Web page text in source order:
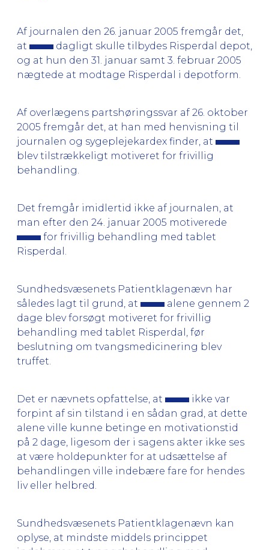
Af journalen den 26. januar 2005 fremgår det,
at
dagligt skulle tilbydes Risperdal depot,
og at hun den 31. januar samt 3. februar 2005
nægtede at modtage Risperdal i depotform.
Af overlægens partshøringssvar af 26. oktober
2005 fremgår det, at han med henvisning til
journalen og sygeplejekardex finder, at
blev tilstrækkeligt motiveret for frivillig
behandling.
Det fremgår imidlertid ikke af journalen, at
man efter den 24. januar 2005 motiverede
for frivillig behandling med tablet
Risperdal.
Sundhedsvæsenets Patientklagenævn har
således lagt til grund, at
alene gennem 2
dage blev forsøgt motiveret for frivillig
behandling med tablet Risperdal, før
beslutning om tvangsmedicinering blev
truffet.
Det er nævnets opfattelse, at
ikke var
forpint af sin tilstand i en sådan grad, at dette
alene ville kunne betinge en motivationstid
på 2 dage, ligesom der i sagens akter ikke ses
at være holdepunkter for at udsættelse af
behandlingen ville indebære fare for hendes
liv eller helbred.
Sundhedsvæsenets Patientklagenævn kan
oplyse, at mindste middels princippet